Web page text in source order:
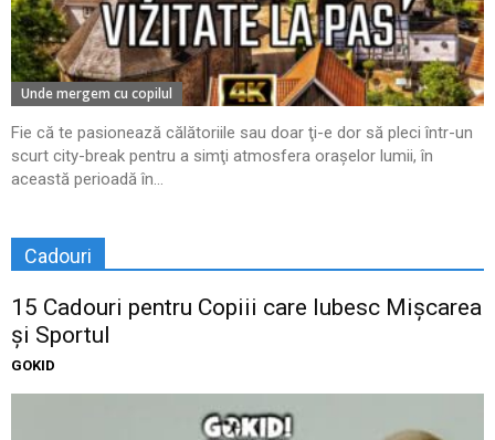
Unde mergem cu copilul
Fie că te pasionează călătoriile sau doar ţi-e dor să pleci într-un
scurt city-break pentru a simţi atmosfera oraşelor lumii, în
această perioadă în...
Cadouri
15 Cadouri pentru Copiii care Iubesc Mișcarea
și Sportul
GOKID